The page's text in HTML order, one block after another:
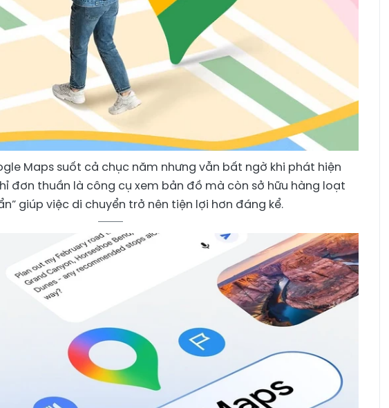
Maps suốt cả chục năm nhưng vẫn bất ngờ khi phát hiện
đơn thuần là công cụ xem bản đồ mà còn sở hữu hàng loạt
giúp việc di chuyển trở nên tiện lợi hơn đáng kể.